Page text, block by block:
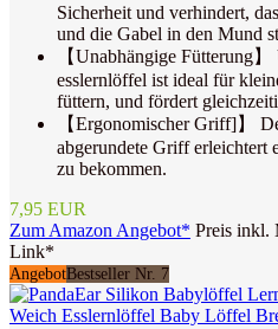
Sicherheit und verhindert,
und die Gabel in den Mund
【Unabhängige Fütterung
esslernlöffel ist ideal für
füttern, und fördert
【Ergonomischer Griff]】
abgerundete Griff erleichtert
zu bekommen.
7,95 EUR
Zum Amazon Angebot* Preis inkl.
Link*
AngebotBestseller Nr. 7